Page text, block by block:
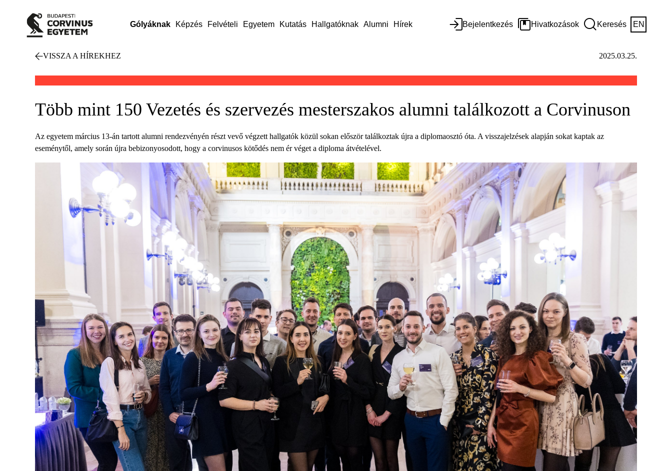
Gólyáknak Képzés Felvételi Egyetem Kutatás Hallgatóknak Alumni Hírek Bejelentkezés Hivatkozások Keresés EN
VISSZA A HÍREKHEZ 2025.03.25.
Több mint 150 Vezetés és szervezés mesterszakos alumni találkozott a Corvinuson
Az egyetem március 13-án tartott alumni rendezvényén részt vevő végzett hallgatók közül sokan először találkoztak újra a diplomaosztó óta. A visszajelzések alapján sokat kaptak az
eseménytől, amely során újra bebizonyosodott, hogy a corvinusos kötődés nem ér véget a diploma átvételével.